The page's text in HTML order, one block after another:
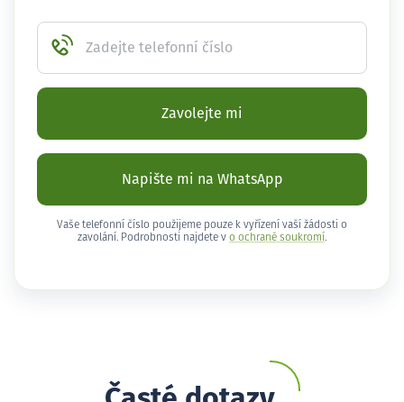
Zadejte telefonní číslo
Zavolejte mi
Napište mi na WhatsApp
Vaše telefonní číslo použijeme pouze k vyřízení vaší žádosti o
zavolání. Podrobnosti najdete v o ochraně soukromí .